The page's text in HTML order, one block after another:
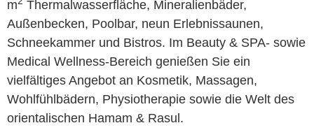
m
Thermalwasserfläche, Mineralienbäder,
Außenbecken, Poolbar, neun Erlebnissaunen,
Schneekammer und Bistros. Im Beauty & SPA- sowie
Medical Wellness-Bereich genießen Sie ein
vielfältiges Angebot an Kosmetik, Massagen,
Wohlfühlbädern, Physiotherapie sowie die Welt des
orientalischen Hamam & Rasul.